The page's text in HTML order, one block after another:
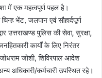
में एक महत्वपूर्ण पहल है।
भेंट, जलपान एवं सौहार्दपूर्ण
उत्तराखण्ड पुलिस की सेवा, सुरक्षा,
कार्यों के लिए निरंतर
जोशी, शिविरपाल आदेश
अधिकारी/कर्मचारी उपस्थित रहे।